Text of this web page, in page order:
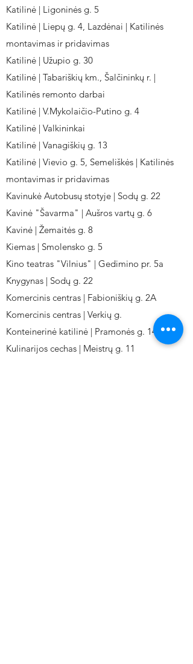
Katilinė | Ligoninės g. 5
Katilinė | Liepų g. 4, Lazdėnai | Katilinės
montavimas ir pridavimas
Katilinė | Užupio g. 30
Katilinė | Tabariškių km., Šalčininkų r. |
Katilinės remonto darbai
Katilinė | V.Mykolaičio-Putino g. 4
Katilinė | Valkininkai
Katilinė | Vanagiškių g. 13
Katilinė | Vievio g. 5, Semeliškės | Katilinės
montavimas ir pridavimas
Kavinukė Autobusų stotyje | Sodų g. 22
Kavinė "Šavarma" | Aušros vartų g. 6
Kavinė | Žemaitės g. 8
Kiemas | Smolensko g. 5
Kino teatras "Vilnius" | Gedimino pr. 5a
Knygynas | Sodų g. 22
Komercinis centras | Fabioniškių g. 2A
Komercinis centras | Verkių g.
Konteinerinė katilinė | Pramonės g. 141
Kulinarijos cechas | Meistrų g. 11